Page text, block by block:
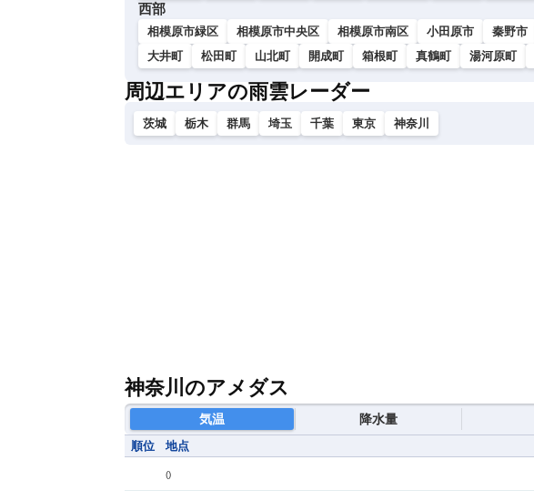
西部
相模原市緑区 相模原市中央区 相模原市南区 小田原市 秦野市
大井町
松田町 山北町 開成町 箱根町 真鶴町 湯河原町
周辺エリアの雨雲レーダー
茨城 栃木 群馬 埼玉 千葉 東京 神奈川
神奈川のアメダス
気温 降水量
順位 地点
()